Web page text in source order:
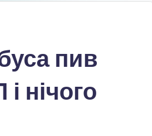
пив
нічого